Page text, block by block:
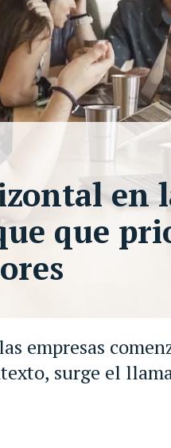
empresas
surge el
en
que